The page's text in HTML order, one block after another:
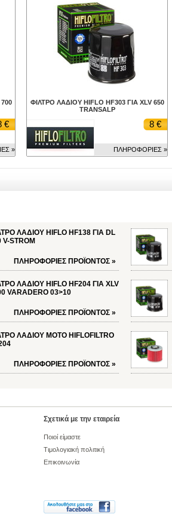
€
»
ΦΙΛΤΡΟ ΛΑΔΙΟΥ HIFLO HF303 ΓΙΑ XLV 650
TRANSALP
8 €
ΠΛΗΡΟΦΟΡΙΕΣ »
ΛΑΔΙΟΥ HIFLO HF138 ΓΙΑ DL
V-STROM
ΠΛΗΡΟΦΟΡΙΕΣ ΠΡΟΪΟΝΤΟΣ »
ΛΑΔΙΟΥ HIFLO HF204 ΓΙΑ XLV
VARADERO 03>10
ΠΛΗΡΟΦΟΡΙΕΣ ΠΡΟΪΟΝΤΟΣ »
ΛΑΔΙΟΥ ΜΟΤΟ HIFLOFILTRO
ΠΛΗΡΟΦΟΡΙΕΣ ΠΡΟΪΟΝΤΟΣ »
Σχετικά με την εταιρεία
Ποιοί είμαστε
Τιμολογιακή πολιτική
Επικοινωνία